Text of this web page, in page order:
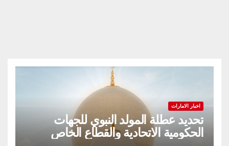
اخبار الامارات
تحديد عطلة المولد النبوي للجهات
الحكومية الاتحادية والقطاع الخاص